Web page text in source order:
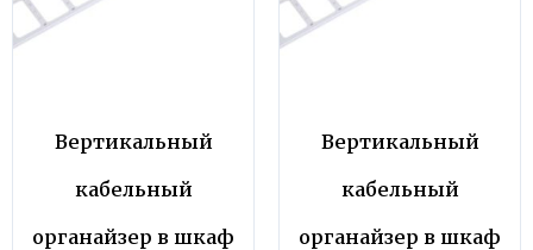
Вертикальный
кабельный
органайзер в шкаф
Вертикальный
кабельный
органайзер в шкаф